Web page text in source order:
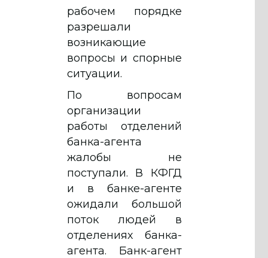
рабочем порядке
разрешали
возникающие
вопросы и спорные
ситуации.
По вопросам
организации
работы отделений
банка-агента
жалобы не
поступали. В КФГД
и в банке-агенте
ожидали большой
поток людей в
отделениях банка-
агента. Банк-агент